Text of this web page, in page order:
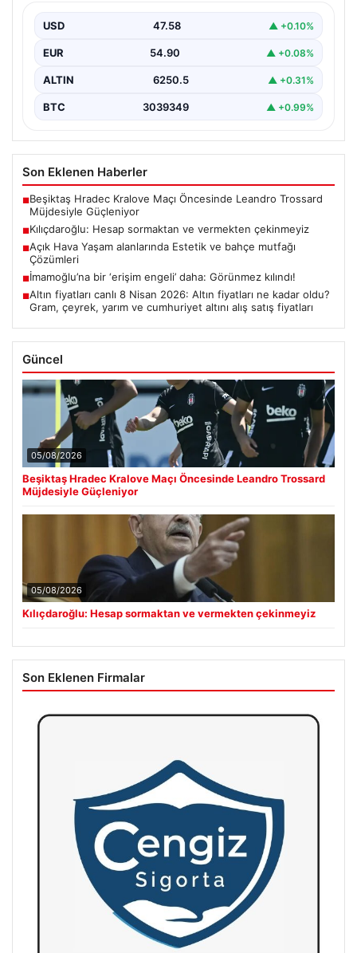
başlangıcını ilan eden Cumhuriyet Halk Partisi (CHP)
Genel…
USD 47.58 ▲ +0.10%
EUR 54.90 ▲ +0.08%
ALTIN 6250.5 ▲ +0.31%
BTC 3039349 ▲ +0.99%
Son Eklenen Haberler
■Beşiktaş Hradec Kralove Maçı Öncesinde Leandro Trossard
Müjdesiyle Güçleniyor
■Kılıçdaroğlu: Hesap sormaktan ve vermekten çekinmeyiz
■Açık Hava Yaşam alanlarında Estetik ve bahçe mutfağı
Çözümleri
■İmamoğlu’na bir ‘erişim engeli’ daha: Görünmez kılındı!
■Altın fiyatları canlı 8 Nisan 2026: Altın fiyatları ne kadar oldu?
Gram, çeyrek, yarım ve cumhuriyet altını alış satış fiyatları
Güncel
05/08/2026
Beşiktaş Hradec Kralove Maçı Öncesinde Leandro Trossard
Müjdesiyle Güçleniyor
05/08/2026
Kılıçdaroğlu: Hesap sormaktan ve vermekten çekinmeyiz
Son Eklenen Firmalar